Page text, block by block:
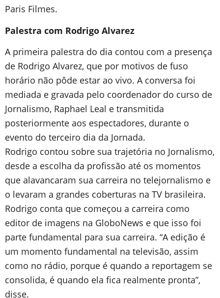
Paris Filmes.
Palestra com Rodrigo Alvarez
A primeira palestra do dia contou com a presença
de Rodrigo Alvarez, que por motivos de fuso
horário não pôde estar ao vivo. A conversa foi
mediada e gravada pelo coordenador do curso de
Jornalismo, Raphael Leal e transmitida
posteriormente aos espectadores, durante o
evento do terceiro dia da Jornada.
Rodrigo contou sobre sua trajetória no Jornalismo,
desde a escolha da profissão até os momentos
que alavancaram sua carreira no telejornalismo e
o levaram a grandes coberturas na TV brasileira.
Rodrigo conta que começou a carreira como
editor de imagens na GloboNews e que isso foi
parte fundamental para sua carreira. “A edição é
um momento fundamental na televisão, assim
como no rádio, porque é quando a reportagem se
consolida, é quando ela fica realmente pronta”,
disse.